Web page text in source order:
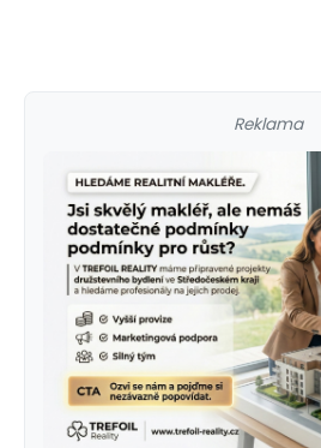
Reklama